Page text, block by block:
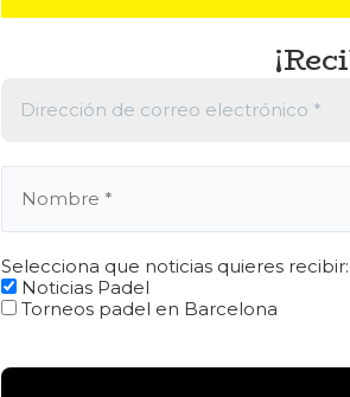
Selecciona que noticias quieres recibir:
Noticias Padel
Torneos padel en Barcelona